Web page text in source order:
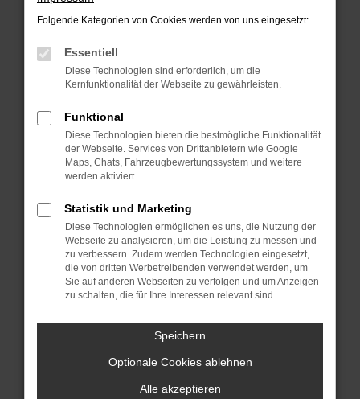
Prüfe deine Browsererweiterungen.
das Laden bestimmter Seiten verhindern.
Funktioniert die Seite in einem anderen Browser
oder in einem privaten Fenster?
Das kann manchmal helfen, vorübergehende
Probleme zu beheben.
Stelle sicher, dass dein Browser und dein
Betriebssystem auf dem neuesten Stand sind.
Sicherheitsrisiko, sondern kann auch dazu führen,
dass bestimmte Funktionen nicht mehr
unterstützt werden.
Wende dich an den Webseitenbetreiber.
Wenn du alle oben genannten Schritte versucht
hast, kontaktiere uns bitte. Wir werden versuchen,
das Problem zu beheben. Du kannst uns diesen
Text schicken, um uns bei der Fehlersuche zu
unterstützen:
ewogICJuYW1lIjogIk5ldHdvcmtFcnJvciIsCiAgI
Folgende Kategorien von Cookies werden von uns eingesetzt:
Essentiell
Diese Technologien sind erforderlich, um die
Kernfunktionalität der Webseite zu gewährleisten.
Funktional
Diese Technologien bieten die bestmögliche Funktionalität
der Webseite. Services von Drittanbietern wie Google
Maps, Chats, Fahrzeugbewertungssystem und weitere
werden aktiviert.
Statistik und Marketing
Diese Technologien ermöglichen es uns, die Nutzung der
Webseite zu analysieren, um die Leistung zu messen und
zu verbessern. Zudem werden Technologien eingesetzt,
die von dritten Werbetreibenden verwendet werden, um
Sie auf anderen Webseiten zu verfolgen und um Anzeigen
zu schalten, die für Ihre Interessen relevant sind.
Speichern
Optionale Cookies ablehnen
Alle akzeptieren